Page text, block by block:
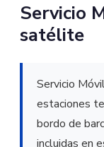
Servicio
satélite
Servicio
estaciones
bordo de
incluidas en